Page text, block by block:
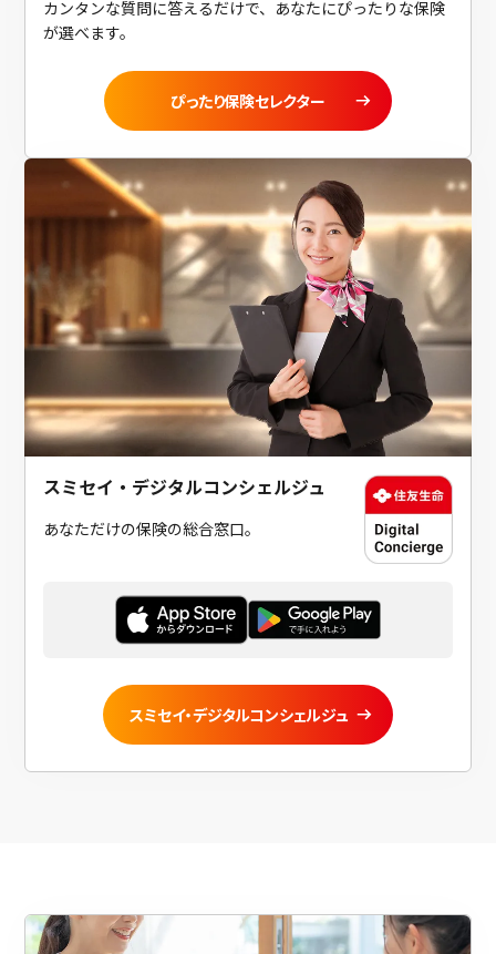
カンタンな質問に答えるだけで、あなたにぴったりな保険
が選べます。
ぴったり保険セレクター
スミセイ・デジタルコンシェルジュ
あなただけの保険の総合窓口。
スミセイ・デジタルコンシェルジュ